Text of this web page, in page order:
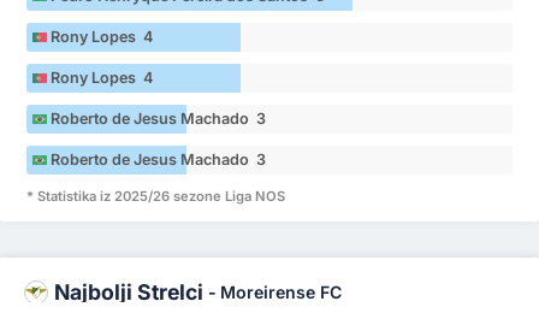
Rony Lopes 4
Rony Lopes 4
Roberto de Jesus Machado 3
Roberto de Jesus Machado 3
* Statistika iz 2025/26 sezone Liga NOS
Najbolji Strelci - Moreirense FC